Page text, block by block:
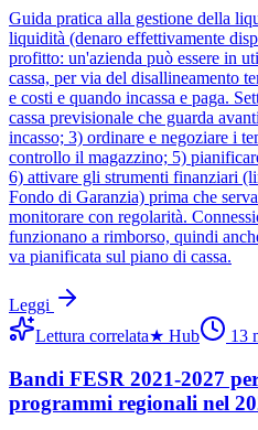
Guida pratica alla gestione della
liquidità (denaro effettivamente
profitto: un'azienda può essere in
cassa, per via del disallineamento
e costi e quando incassa e paga.
cassa previsionale che guarda
incasso; 3) ordinare e negoziare i
controllo il magazzino; 5)
6) attivare gli strumenti finanziari
Fondo di Garanzia) prima che
monitorare con regolarità.
funzionano a rimborso, quindi
va pianificata sul piano di cassa.
Leggi
Lettura correlata★ Hub 13
Bandi FESR 2021-2027
programmi regionali nel